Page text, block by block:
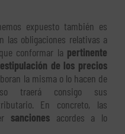
expuesto también es
las obligaciones relativas a
conformar la pertinente
de los precios
la misma o lo hacen de
traerá consigo sus
En concreto, las
sanciones acordes a lo